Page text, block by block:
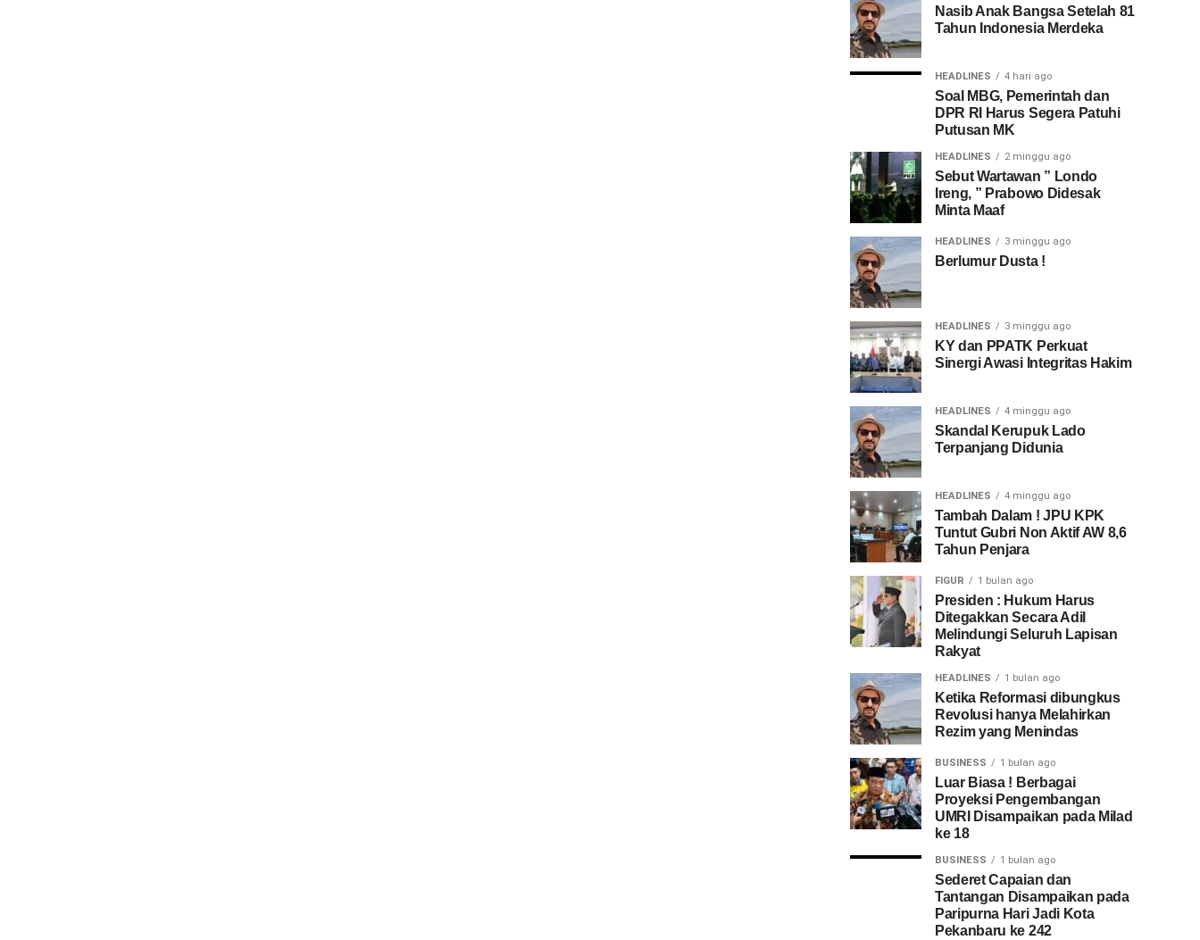
Nasib Anak Bangsa Setelah 81
Tahun Indonesia Merdeka
HEADLINES 4 hari ago
Soal MBG, Pemerintah dan
DPR RI Harus Segera Patuhi
Putusan MK
HEADLINES 2 minggu ago
Sebut Wartawan ” Londo
Ireng, ” Prabowo Didesak
Minta Maaf
HEADLINES 3 minggu ago
Berlumur Dusta !
HEADLINES 3 minggu ago
KY dan PPATK Perkuat
Sinergi Awasi Integritas Hakim
HEADLINES 4 minggu ago
Skandal Kerupuk Lado
Terpanjang Didunia
HEADLINES 4 minggu ago
Tambah Dalam ! JPU KPK
Tuntut Gubri Non Aktif AW 8,6
Tahun Penjara
FIGUR 1 bulan ago
Presiden : Hukum Harus
Ditegakkan Secara Adil
Melindungi Seluruh Lapisan
Rakyat
HEADLINES 1 bulan ago
Ketika Reformasi dibungkus
Revolusi hanya Melahirkan
Rezim yang Menindas
BUSINESS 1 bulan ago
Luar Biasa ! Berbagai
Proyeksi Pengembangan
UMRI Disampaikan pada Milad
ke 18
BUSINESS 1 bulan ago
Sederet Capaian dan
Tantangan Disampaikan pada
Paripurna Hari Jadi Kota
Pekanbaru ke 242